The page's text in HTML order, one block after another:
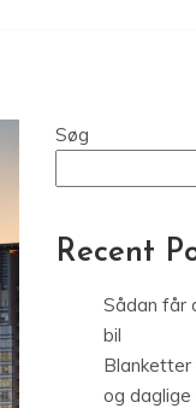
Søg
Recent
Sådan får
bil
Blanketter
og